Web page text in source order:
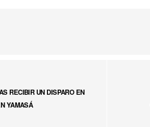
RECIBIR UN DISPARO EN
YAMASÁ